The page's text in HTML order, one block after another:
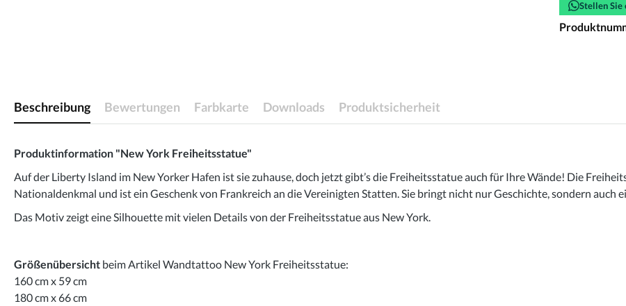
Stellen Sie
Beschreibung Bewertungen Farbkarte Downloads Produktsicherheit
Produktinformation "New York Freiheitsstatue"
Auf der Liberty Island im New Yorker Hafen ist sie zuhause, doch jetzt gibt’s die Freiheitsstatue auch für Ihre Wände! Die
Nationaldenkmal und ist ein Geschenk von Frankreich an die Vereinigten Statten. Sie bringt nicht nur Geschichte, sondern auch
Das Motiv zeigt eine Silhouette mit vielen Details von der Freiheitsstatue aus New York.
Größenübersicht beim Artikel Wandtattoo New York Freiheitsstatue:
160 cm x 59 cm
180 cm x 66 cm